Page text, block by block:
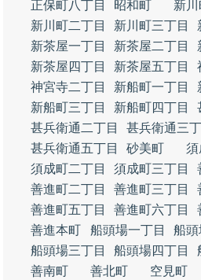
正保町八丁目
昭和町
新川
新川町二丁目
新川町三丁目
新茶屋一丁目
新茶屋二丁目
新茶屋四丁目
新茶屋五丁目
神宮寺二丁目
新船町一丁目
新船町三丁目
新船町四丁目
甚兵衛通二丁目
甚兵衛通三
甚兵衛通五丁目
砂美町
須
須成町二丁目
須成町三丁目
善進町二丁目
善進町三丁目
善進町五丁目
善進町六丁目
善進本町
船頭場一丁目
船頭
船頭場三丁目
船頭場四丁目
善南町
善北町 空見町